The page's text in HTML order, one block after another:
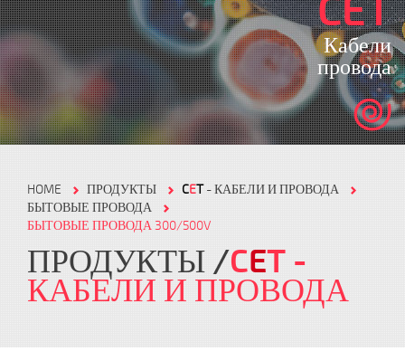
CET
Кабели
провода
HOME ПРОДУКТЫ CET- КАБЕЛИ И ПРОВОДА
БЫТОВЫЕ ПРОВОДА
БЫТОВЫЕ ПРОВОДА 300/500V
ПРОДУКТЫ CET -
КАБЕЛИ И ПРОВОДА